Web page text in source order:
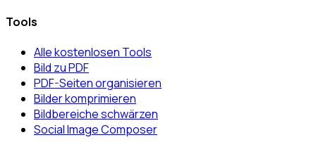
Tools
Alle kostenlosen Tools
Bild zu PDF
PDF-Seiten organisieren
Bilder komprimieren
Bildbereiche schwärzen
Social Image Composer